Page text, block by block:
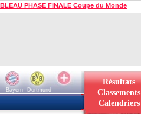
PHASE FINALE Coupe du Monde
Bayern
Dortmund
Résultats
Classements
Calendriers